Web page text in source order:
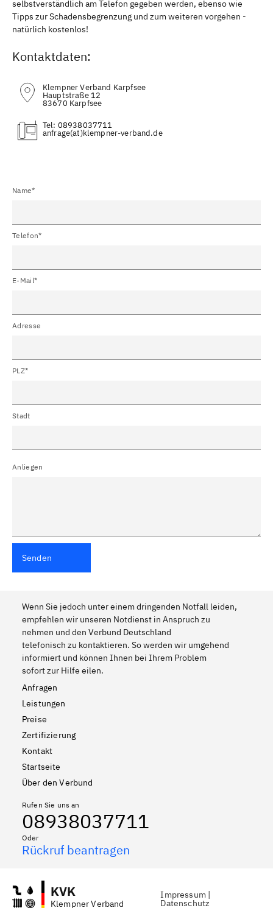
selbstverständlich am Telefon gegeben werden, ebenso wie
Tipps zur Schadensbegrenzung und zum weiteren vorgehen -
natürlich kostenlos!
Kontaktdaten:
Klempner Verband Karpfsee
Hauptstraße 12
83670 Karpfsee
Tel: 08938037711
(at)
Name*
Telefon*
E-Mail*
Adresse
PLZ*
Stadt
Anliegen
Senden
Wenn Sie jedoch unter einem dringenden Notfall leiden,
empfehlen wir unseren Notdienst in Anspruch zu
nehmen und den Verbund Deutschland
telefonisch zu kontaktieren. So werden wir umgehend
informiert und können Ihnen bei Ihrem Problem
sofort zur Hilfe eilen.
Anfragen
Leistungen
Preise
Zertifizierung
Kontakt
Startseite
Über den Verbund
Rufen Sie uns an
08938037711
Oder
Rückruf beantragen
KVK
Klempner Verband
Impressum |
Datenschutz